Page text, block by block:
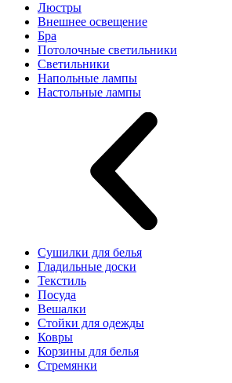
Люстры
Внешнее освещение
Бра
Потолочные светильники
Светильники
Напольные лампы
Настольные лампы
Сушилки для белья
Гладильные доски
Текстиль
Посуда
Вешалки
Стойки для одежды
Ковры
Корзины для белья
Стремянки